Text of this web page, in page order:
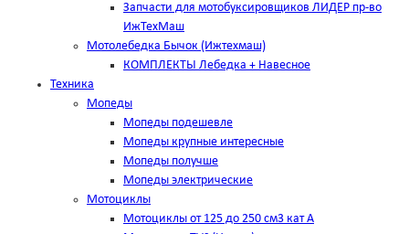
Запчасти для мотобуксировщиков ЛИДЕР пр-во
ИжТехМаш
Мотолебедка Бычок (Ижтехмаш)
КОМПЛЕКТЫ Лебедка + Навесное
Техника
Мопеды
Мопеды подешевле
Мопеды крупные интересные
Мопеды получше
Мопеды электрические
Мотоциклы
Мотоциклы от 125 до 250 см3 кат А